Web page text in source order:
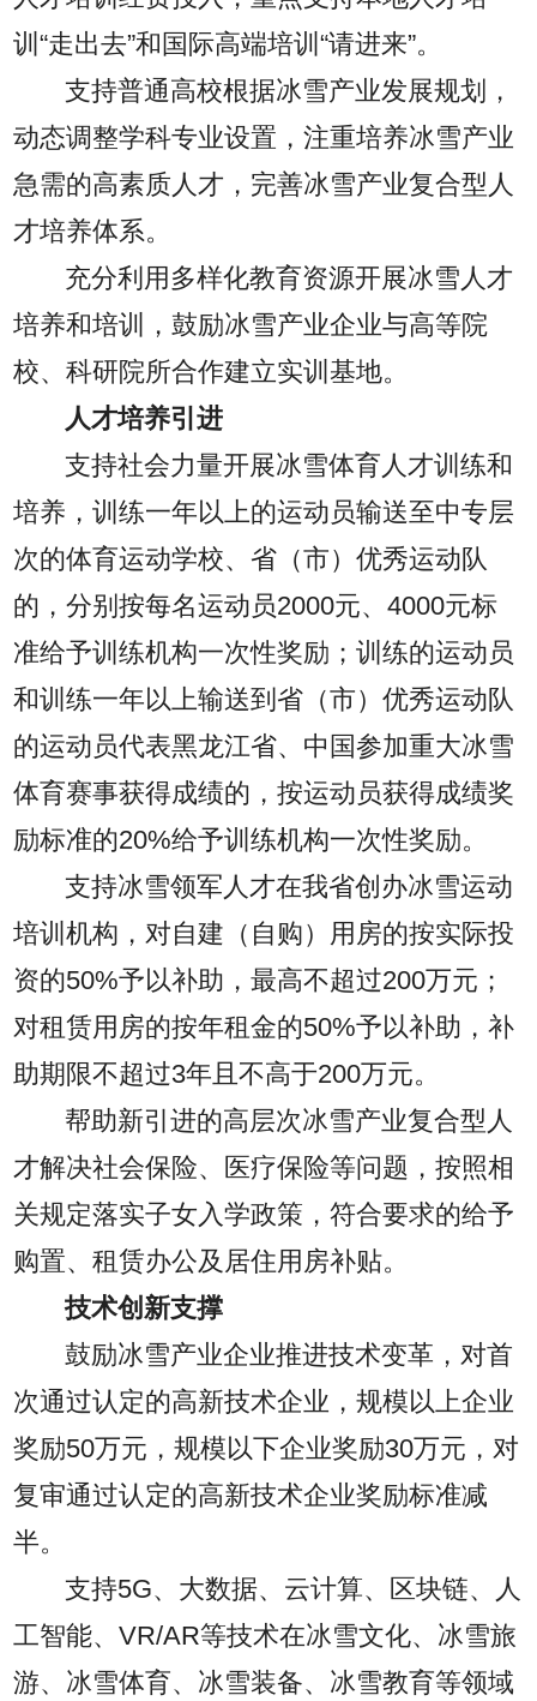
训“走出去”和国际高端培训“请进来”。
支持普通高校根据冰雪产业发展规划，
动态调整学科专业设置，注重培养冰雪产业
急需的高素质人才，完善冰雪产业复合型人
才培养体系。
充分利用多样化教育资源开展冰雪人才
培养和培训，鼓励冰雪产业企业与高等院
校、科研院所合作建立实训基地。
人才培养引进
支持社会力量开展冰雪体育人才训练和
培养，训练一年以上的运动员输送至中专层
次的体育运动学校、省（市）优秀运动队
的，分别按每名运动员2000元、4000元标
准给予训练机构一次性奖励；训练的运动员
和训练一年以上输送到省（市）优秀运动队
的运动员代表黑龙江省、中国参加重大冰雪
体育赛事获得成绩的，按运动员获得成绩奖
励标准的20%给予训练机构一次性奖励。
支持冰雪领军人才在我省创办冰雪运动
培训机构，对自建（自购）用房的按实际投
资的50%予以补助，最高不超过200万元；
对租赁用房的按年租金的50%予以补助，补
助期限不超过3年且不高于200万元。
帮助新引进的高层次冰雪产业复合型人
才解决社会保险、医疗保险等问题，按照相
关规定落实子女入学政策，符合要求的给予
购置、租赁办公及居住用房补贴。
技术创新支撑
鼓励冰雪产业企业推进技术变革，对首
次通过认定的高新技术企业，规模以上企业
奖励50万元，规模以下企业奖励30万元，对
复审通过认定的高新技术企业奖励标准减
半。
支持5G、大数据、云计算、区块链、人
工智能、VR/AR等技术在冰雪文化、冰雪旅
游、冰雪体育、冰雪装备、冰雪教育等领域